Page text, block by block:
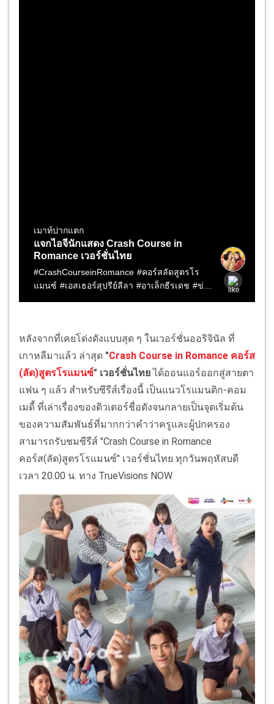
หลังจากที่เคยโด่งดังแบบสุด ๆ ในเวอร์ชั่นออริจินัล ที่
เกาหลีมาแล้ว ล่าสุด "Crash Course in Romance คอร์ส
(ลัด)สูตรโรแมนซ์" เวอร์ชั่นไทยได้ออนแอร์ออกสู่สายตา
แฟน ๆ แล้ว สำหรับซีรีส์เรื่องนี้ เป็นแนวโรแมนติก-คอม
เมดี้ ที่เล่าเรื่องของติวเตอร์ชื่อดังจนกลายเป็นจุดเริ่มต้น
ของความสัมพันธ์ที่มากกว่าคำว่าครูและผู้ปกครอง
สามารถรับชมซีรีส์ "Crash Course in Romance
คอร์ส(ลัด)สูตรโรแมนซ์" เวอร์ชั่นไทย ทุกวันพฤหัสบดี
เวลา 20.00 น. ทาง TrueVisions NOW